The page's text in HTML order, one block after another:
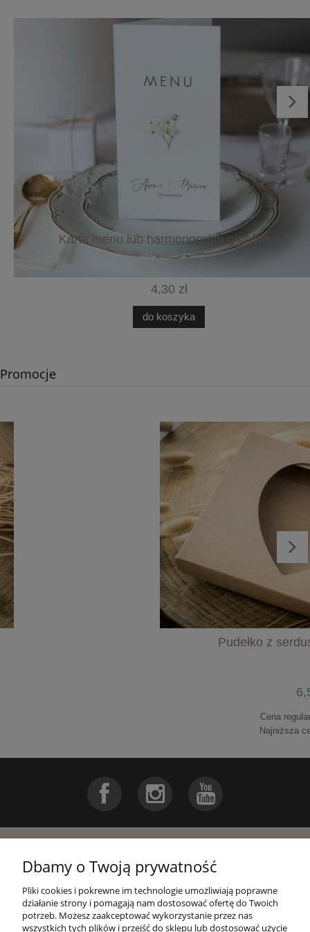
zaproszeniem do niezapomnianego ślubu w stylu
nad waszymi zaproszeniami i uczynić wasze
marzenia rzeczywistością. Jeśli macie jakiekolwiek
pytania lub specjalne życzenia, jesteśmy tu, aby
was wesprzeć i pomóc w każdy możliwy sposób.
Zespół Studia Brzoza
Karta menu lub harmonogram gipsówką
4,30 zł
do koszyka
Ankieta weselna - różne rozmiary
0,99 zł
Druk zaproszeń na ślub z Canvy - jednokartkowe
Promocje
Pudełko z
Cena
Najniższa
do
Pomoc
Moje konto
Dbamy o Twoją prywatność
Pliki cookies i pokrewne im technologie umożliwiają poprawne
działanie strony i pomagają nam dostosować ofertę do Twoich
potrzeb. Możesz zaakceptować wykorzystanie przez nas
wszystkich tych plików i przejść do sklepu lub dostosować użycie